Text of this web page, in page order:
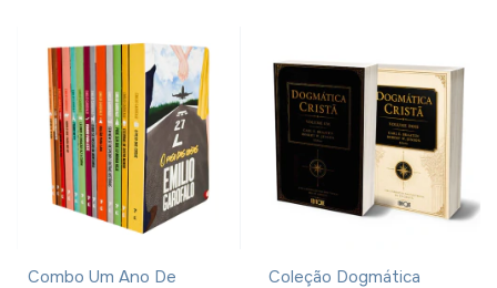
Combo Um Ano De
Coleção Dogmática